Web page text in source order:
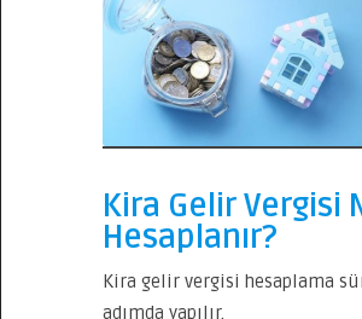
Kira Gelir Vergisi
Hesaplanır?
Kira gelir vergisi hesaplama
adımda yapılır.